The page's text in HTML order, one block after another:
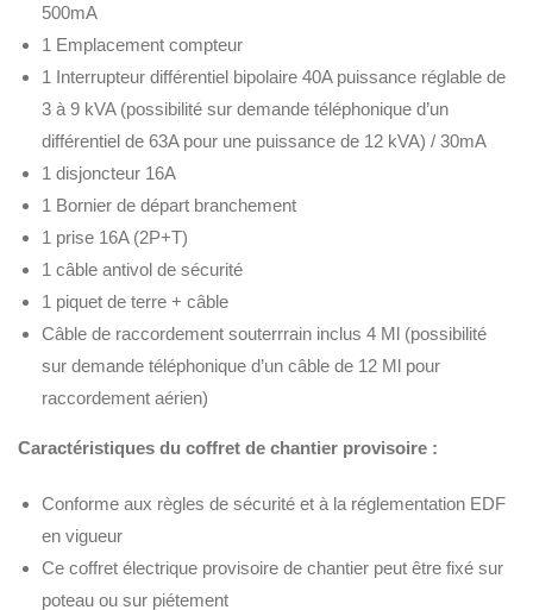
500mA
1 Emplacement compteur
1 Interrupteur différentiel bipolaire 40A puissance réglable de
3 à 9 kVA (possibilité sur demande téléphonique d’un
différentiel de 63A pour une puissance de 12 kVA) / 30mA
1 disjoncteur 16A
1 Bornier de départ branchement
1 prise 16A (2P+T)
1 câble antivol de sécurité
1 piquet de terre + câble
Câble de raccordement souterrrain inclus 4 Ml (possibilité
sur demande téléphonique d’un câble de 12 Ml pour
raccordement aérien)
Caractéristiques du coffret de chantier provisoire :
Conforme aux règles de sécurité et à la réglementation EDF
en vigueur
Ce coffret électrique provisoire de chantier peut être fixé sur
poteau ou sur piétement